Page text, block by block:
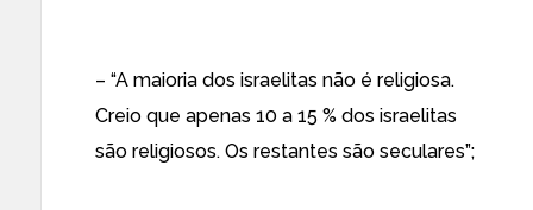
– “A maioria dos israelitas não é religiosa.
Creio que apenas 10 a 15 % dos israelitas
são religiosos. Os restantes são seculares”;